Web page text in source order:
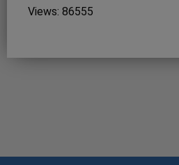
Views: 86555